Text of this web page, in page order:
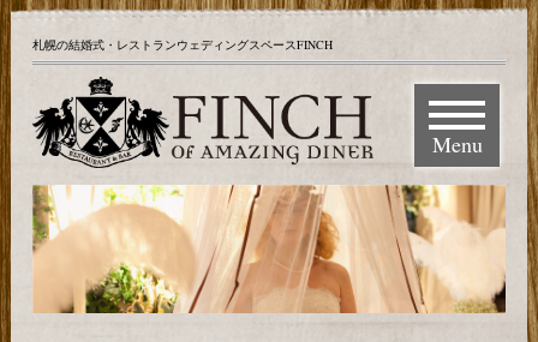
札幌の結婚式・レストランウェディングスペースFINCH
Menu